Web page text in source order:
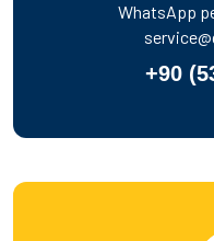
WhatsApp
+90